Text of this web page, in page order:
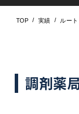
TOP / 実績 / ルー
調剤薬